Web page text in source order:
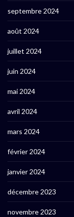
septembre 2024
août 2024
juillet 2024
juin 2024
mai 2024
avril 2024
mars 2024
février 2024
janvier 2024
décembre 2023
novembre 2023